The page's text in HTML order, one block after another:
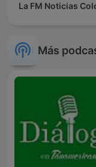
La FM Noticias
Más